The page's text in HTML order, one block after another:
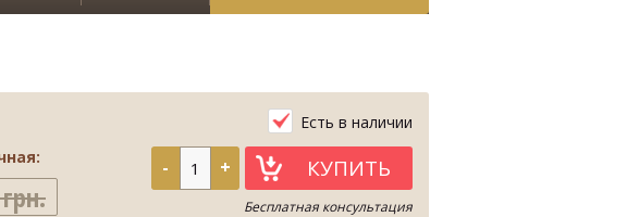
Есть в наличии
- + КУПИТЬ
Бесплатная консультация